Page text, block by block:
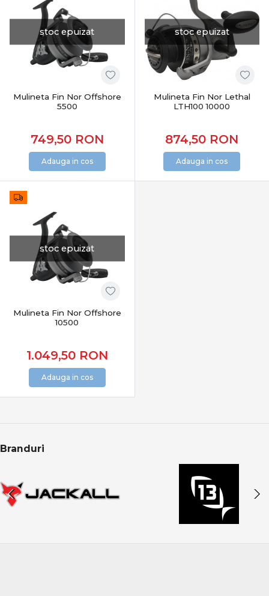
stoc epuizat
Mulineta Fin Nor Offshore
5500
749,50 RON
Adauga in cos
stoc epuizat
Mulineta Fin Nor Lethal
LTH100 10000
874,50 RON
Adauga in cos
stoc epuizat
Mulineta Fin Nor Offshore
10500
1.049,50 RON
Adauga in cos
Branduri